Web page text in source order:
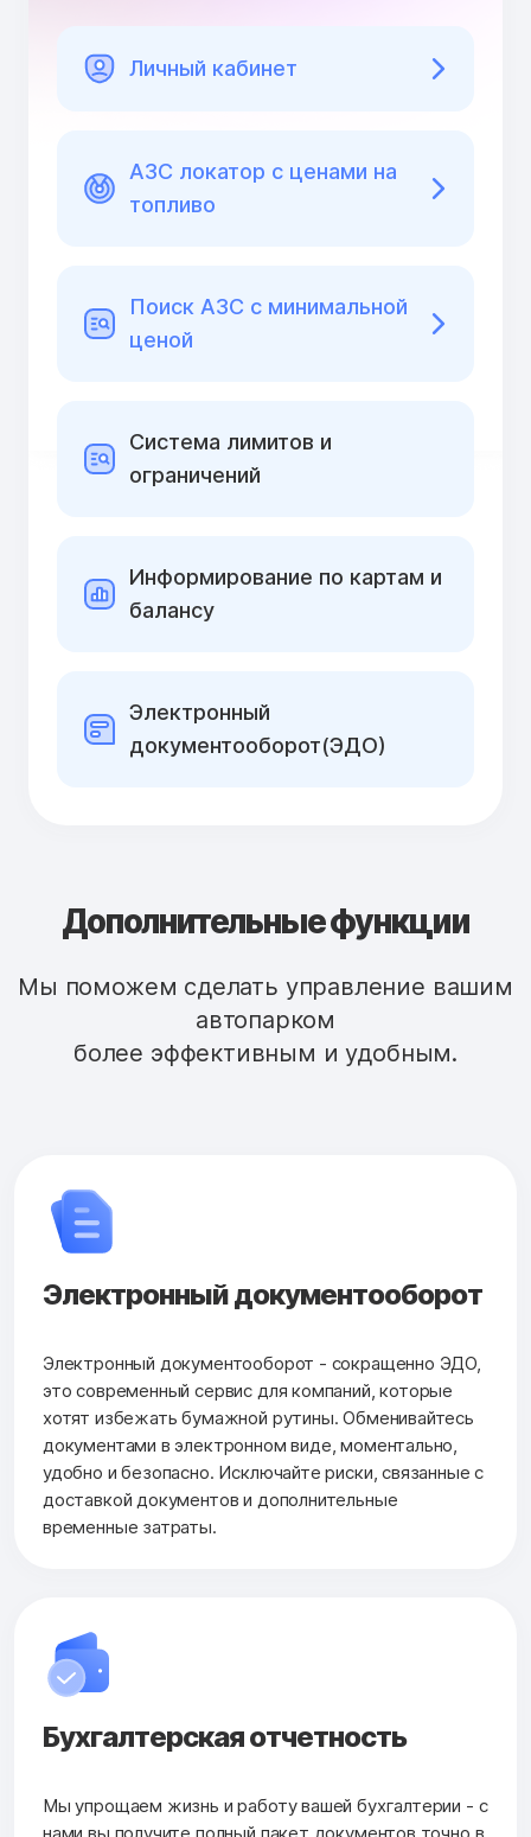
Личный кабинет
АЗС локатор с ценами на
топливо
Поиск АЗС с минимальной
ценой
Cистема лимитов и
ограничений
Информирование по картам и
балансу
Электронный
документооборот(ЭДО)
Дополнительные функции
Мы поможем сделать управление вашим
автопарком
более эффективным и удобным.
Электронный документооборот
Электронный документооборот - сокращенно ЭДО,
это современный сервис для компаний, которые
хотят избежать бумажной рутины. Обменивайтесь
документами в электронном виде, моментально,
удобно и безопасно. Исключайте риски, связанные с
доставкой документов и дополнительные
временные затраты.
Бухгалтерскаяотчетность
Мы упрощаем жизнь и работу вашей бухгалтерии - с